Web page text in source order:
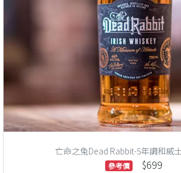
亡命之兔Dead Rabbit-5年調和威
參考價 $699